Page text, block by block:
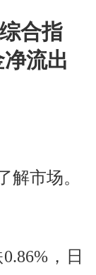
合指
流出
解市场。
，日